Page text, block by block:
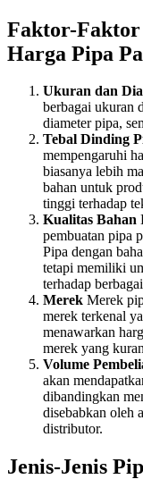
Faktor-Faktor
Harga Pipa
Ukuran dan
berbagai ukuran
diameter pipa,
Tebal Dinding
mempengaruhi
biasanya lebih
bahan untuk
tinggi terhadap
Kualitas Bahan
pembuatan pipa
Pipa dengan
tetapi memiliki
terhadap
Merek Merek
merek terkenal
menawarkan
merek yang
Volume
akan
dibandingkan
disebabkan oleh
distributor.
Jenis-Jenis